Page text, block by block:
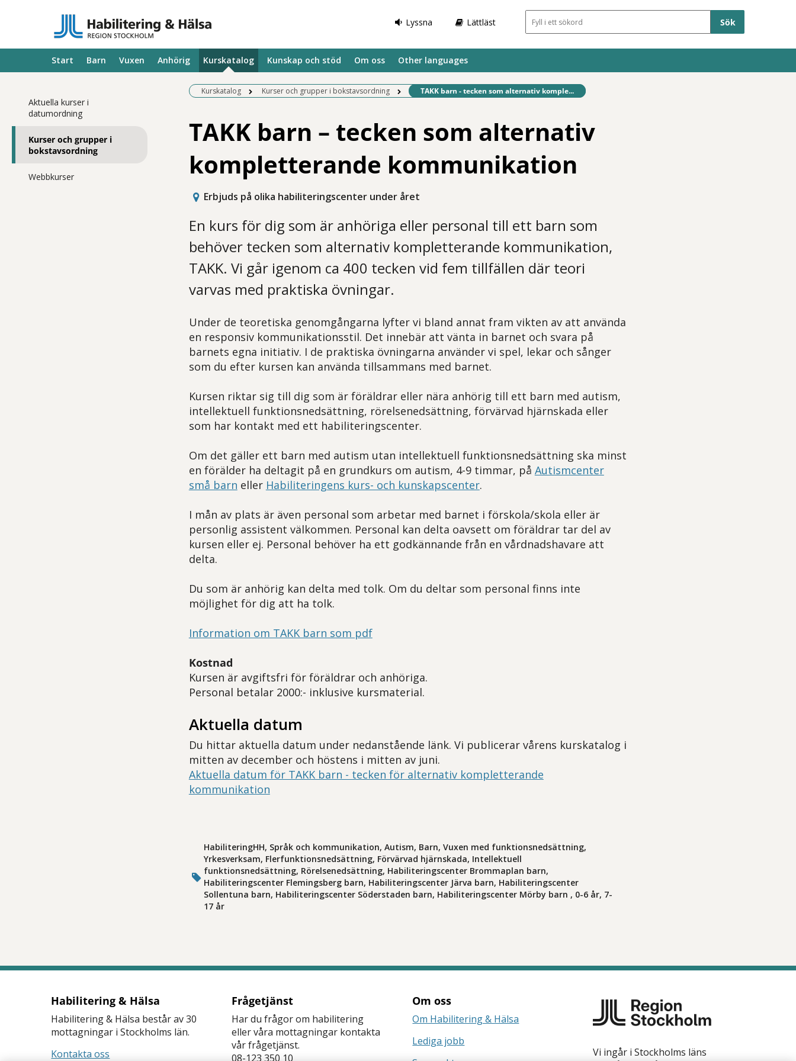
Lyssna Lättläst Sökfält
Start Barn Vuxen Anhörig Kurskatalog Kunskap och stöd Om oss Other languages
Aktuella kurser i
datumordning
Kurser och grupper i
bokstavsordning
Webbkurser
Kurskatalog Kurser och grupper i bokstavsordning Befintlig sida:
TAKK barn - tecken som alternativ komple...
TAKK barn – tecken som alternativ
kompletterande kommunikation
Erbjuds på olika habiliteringscenter under året
En kurs för dig som är anhöriga eller personal till ett barn som
behöver tecken som alternativ kompletterande kommunikation,
TAKK. Vi går igenom ca 400 tecken vid fem tillfällen där teori
varvas med praktiska övningar.
Under de teoretiska genomgångarna lyfter vi bland annat fram vikten av att använda
en responsiv kommunikationsstil. Det innebär att vänta in barnet och svara på
barnets egna initiativ. I de praktiska övningarna använder vi spel, lekar och sånger
som du efter kursen kan använda tillsammans med barnet.
Kursen riktar sig till dig som är föräldrar eller nära anhörig till ett barn med autism,
intellektuell funktionsnedsättning, rörelsenedsättning, förvärvad hjärnskada eller
som har kontakt med ett habiliteringscenter.
Om det gäller ett barn med autism utan intellektuell funktionsnedsättning ska minst
en förälder ha deltagit på en grundkurs om autism, 4-9 timmar, på Autismcenter
små barn eller Habiliteringens kurs- och kunskapscenter.
I mån av plats är även personal som arbetar med barnet i förskola/skola eller är
personlig assistent välkommen. Personal kan delta oavsett om föräldrar tar del av
kursen eller ej. Personal behöver ha ett godkännande från en vårdnadshavare att
delta.
Du som är anhörig kan delta med tolk. Om du deltar som personal finns inte
möjlighet för dig att ha tolk.
Information om TAKK barn som pdf
Kostnad
Kursen är avgiftsfri för föräldrar och anhöriga.
Personal betalar 2000:- inklusive kursmaterial.
Aktuella datum
Du hittar aktuella datum under nedanstående länk. Vi publicerar vårens kurskatalog i
mitten av december och höstens i mitten av juni.
Aktuella datum för TAKK barn - tecken för alternativ kompletterande
kommunikation
HabiliteringHH, Språk och kommunikation, Autism, Barn, Vuxen med funktionsnedsättning,
Yrkesverksam, Flerfunktionsnedsättning, Förvärvad hjärnskada, Intellektuell
funktionsnedsättning, Rörelsenedsättning, Habiliteringscenter Brommaplan barn,
Habiliteringscenter Flemingsberg barn, Habiliteringscenter Järva barn, Habiliteringscenter
Sollentuna barn, Habiliteringscenter Söderstaden barn, Habiliteringscenter Mörby barn , 0-6 år, 7-
17 år
Habilitering & Hälsa
Habilitering & Hälsa består av 30
mottagningar i Stockholms län.
Kontakta oss
Frågetjänst
Har du frågor om habilitering
eller våra mottagningar kontakta
vår frågetjänst.
08-123 350 10
Om oss
Om Habilitering & Hälsa
Lediga jobb
Vi ingår i Stockholms läns